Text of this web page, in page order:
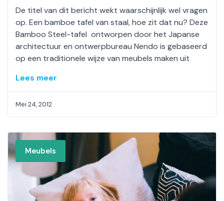
De titel van dit bericht wekt waarschijnlijk wel vragen
op. Een bamboe tafel van staal, hoe zit dat nu? Deze
Bamboo Steel-tafel ontworpen door het Japanse
architectuur en ontwerpbureau Nendo is gebaseerd
op een traditionele wijze van meubels maken uit
Lees meer
Mei 24, 2012
Meubels